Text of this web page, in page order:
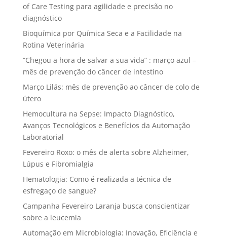
of Care Testing para agilidade e precisão no
diagnóstico
Bioquímica por Química Seca e a Facilidade na
Rotina Veterinária
“Chegou a hora de salvar a sua vida” : março azul –
mês de prevenção do câncer de intestino
Março Lilás: mês de prevenção ao câncer de colo de
útero
Hemocultura na Sepse: Impacto Diagnóstico,
Avanços Tecnológicos e Benefícios da Automação
Laboratorial
Fevereiro Roxo: o mês de alerta sobre Alzheimer,
Lúpus e Fibromialgia
Hematologia: Como é realizada a técnica de
esfregaço de sangue?
Campanha Fevereiro Laranja busca conscientizar
sobre a leucemia
Automação em Microbiologia: Inovação, Eficiência e